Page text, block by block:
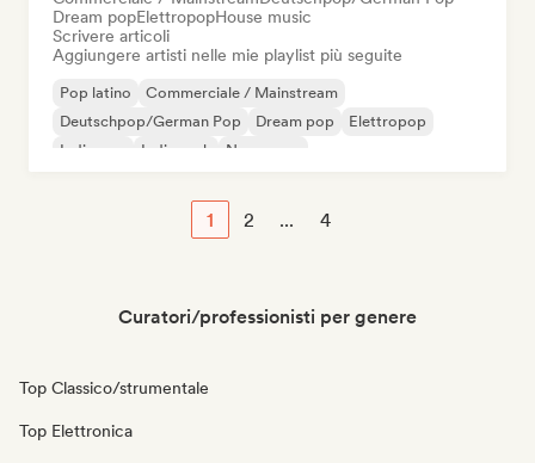
Dream popElettropopHouse music
Scrivere articoli
Aggiungere artisti nelle mie playlist più seguite
Pop latino
Commerciale / Mainstream
Deutschpop/German Pop
Dream pop
Elettropop
Indie pop
Indie rock New wave
1 2 ... 4
Curatori/professionisti per genere
Top Classico/strumentale
Top Elettronica